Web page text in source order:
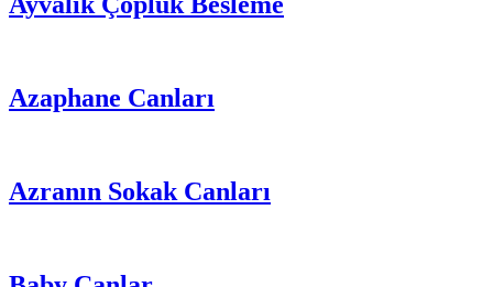
Azaphane Canları
Azranın Sokak Canları